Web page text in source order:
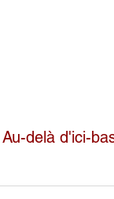
Au-delà d'ici-